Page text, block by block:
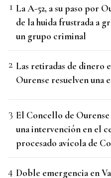
La A-52, a su paso por
de la huida frustrada a
un grupo criminal
Las retiradas de dinero
Ourense resuelven una
El Concello de Ourense
una intervención en el
procesado avícola de
Doble emergencia en